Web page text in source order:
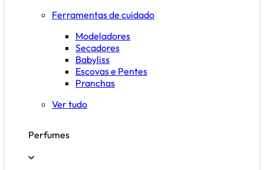
Ferramentas de cuidado
Modeladores
Secadores
Babyliss
Escovas e Pentes
Pranchas
Ver tudo
Perfumes